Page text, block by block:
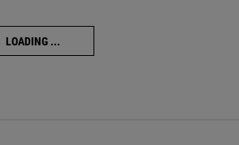
LOADING ...